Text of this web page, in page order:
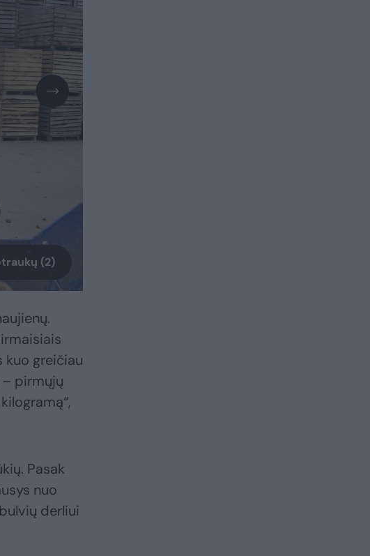
(2)
kuo greičiau
pirmųjų
Pasak
nuo
derliui